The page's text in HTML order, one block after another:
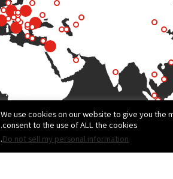
We use cookies on our website to give you the
consent to the use of ALL the cookies.
Do not sell my personal information
.